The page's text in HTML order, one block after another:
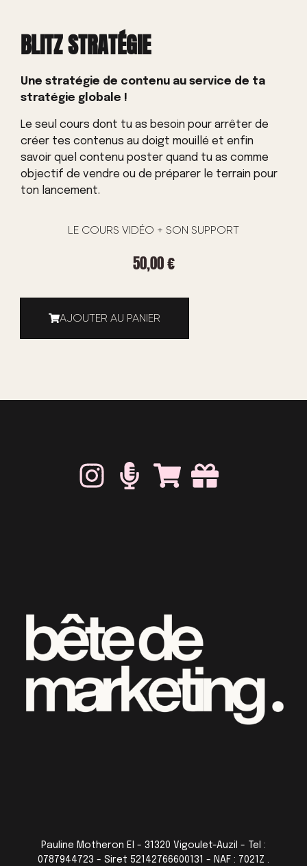
BLITZ STRATÉGIE
Une stratégie de contenu au service de ta
stratégie globale !
Le seul cours dont tu as besoin pour arrêter de
créer tes contenus au doigt mouillé et enfin
savoir quel contenu poster quand tu as comme
objectif de vendre ou de préparer le terrain pour
ton lancement.
LE COURS VIDÉO + SON SUPPORT
50,00€
AJOUTER AU PANIER
Pauline Motheron EI - 31320 Vigoulet-Auzil - Tel :
0787944723 - Siret 52142766600131 - NAF : 7021Z .